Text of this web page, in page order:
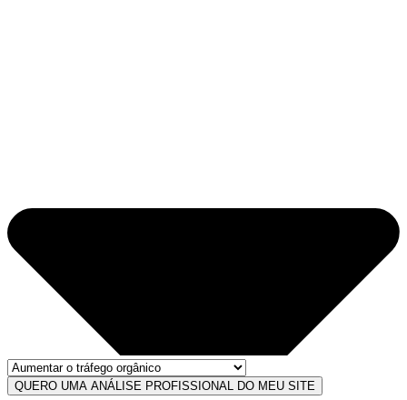
QUERO UMA ANÁLISE PROFISSIONAL DO MEU SITE